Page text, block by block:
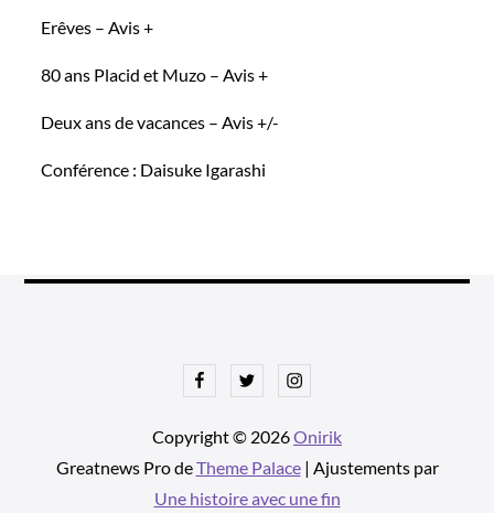
Erêves – Avis +
80 ans Placid et Muzo – Avis +
Deux ans de vacances – Avis +/-
Conférence : Daisuke Igarashi
FacebookTwitterInstagram
Copyright © 2026Onirik
Greatnews Pro deTheme Palace| Ajustements par
Une histoire avec une fin